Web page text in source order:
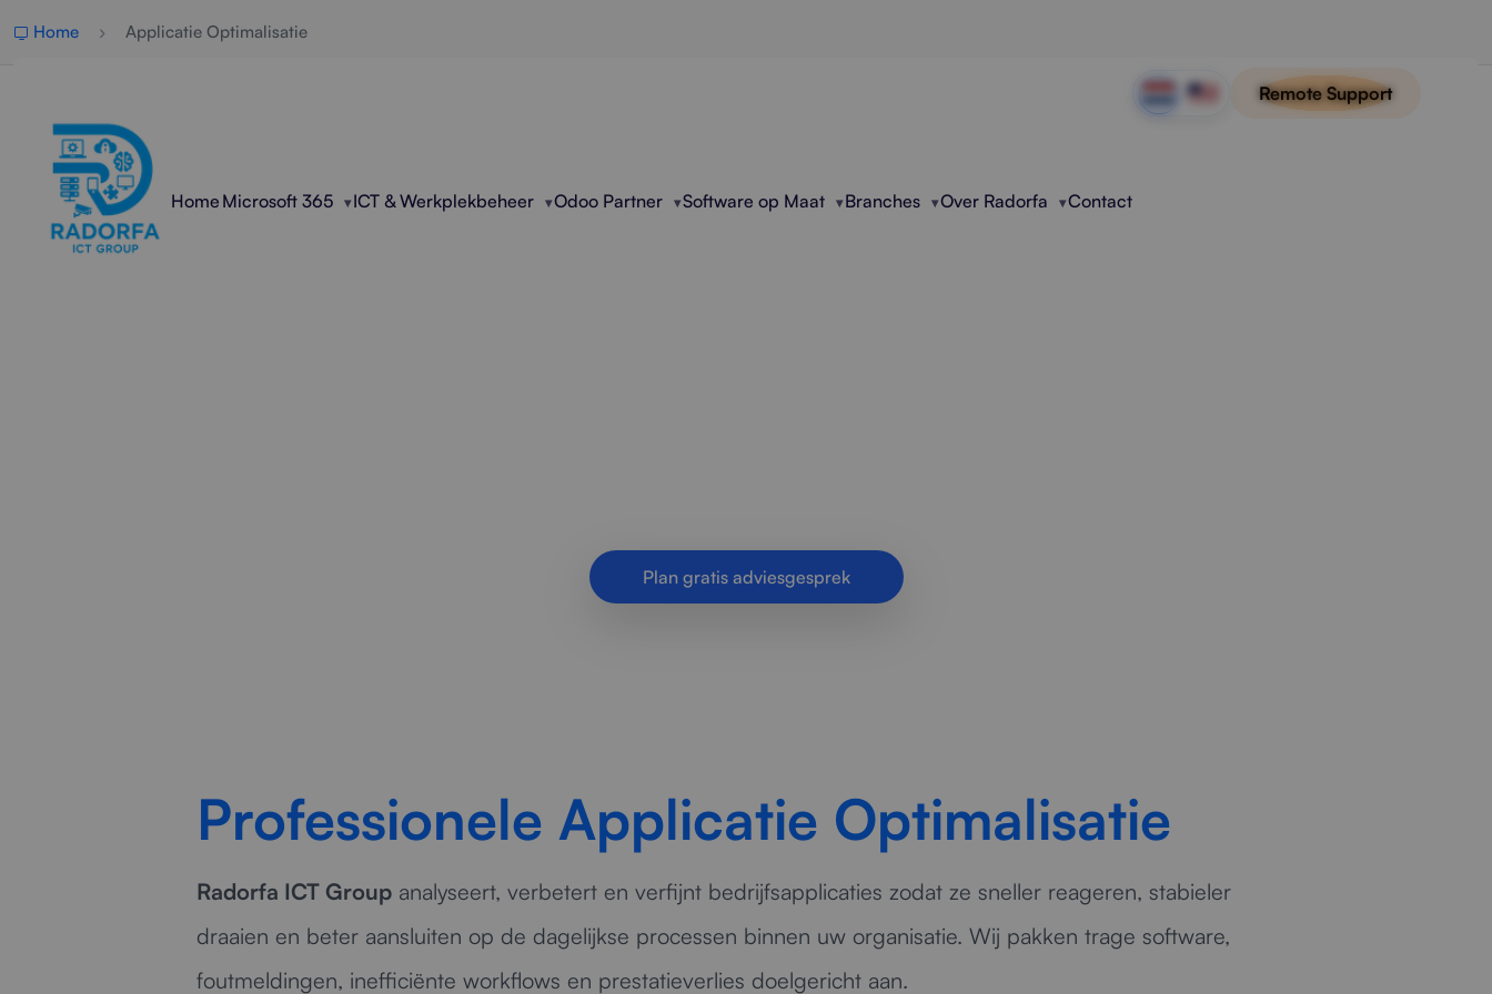
Remote Support
Home Microsoft 365 ICT & Werkplekbeheer Odoo Partner Software op Maat Branches Over Radorfa Contact
Home Applicatie Optimalisatie
Plan gratis adviesgesprek
Professionele Applicatie Optimalisatie
Radorfa ICT Group analyseert, verbetert en verfijnt bedrijfsapplicaties zodat ze sneller reageren, stabieler
draaien en beter aansluiten op de dagelijkse processen binnen uw organisatie. Wij pakken trage software,
foutmeldingen, inefficiënte workflows en prestatieverlies doelgericht aan.